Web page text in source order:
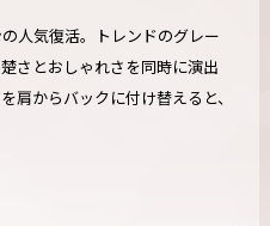
人気復活。トレンドのグレー
さとおしゃれさを同時に演出
肩からバックに付け替えると、